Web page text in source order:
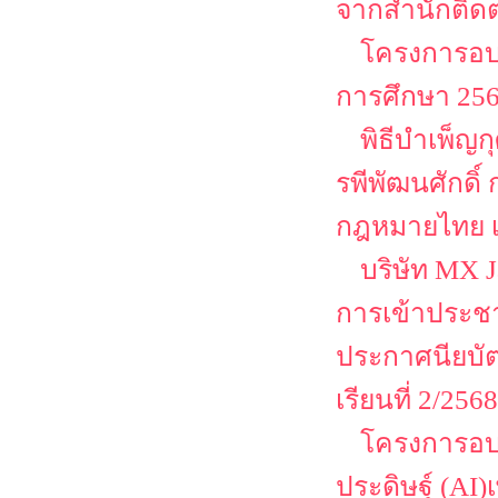
จากสำนักติด
โครงการอ
การศึกษา
พิธีบำเพ็ญกุ
รพีพัฒนศักดิ์
กฎหมายไทย
บริษัท MX
การเข้าประ
ประกาศนียบั
เรียนที่ 2/2568
โครงการ
ประดิษฐ์ (AI)